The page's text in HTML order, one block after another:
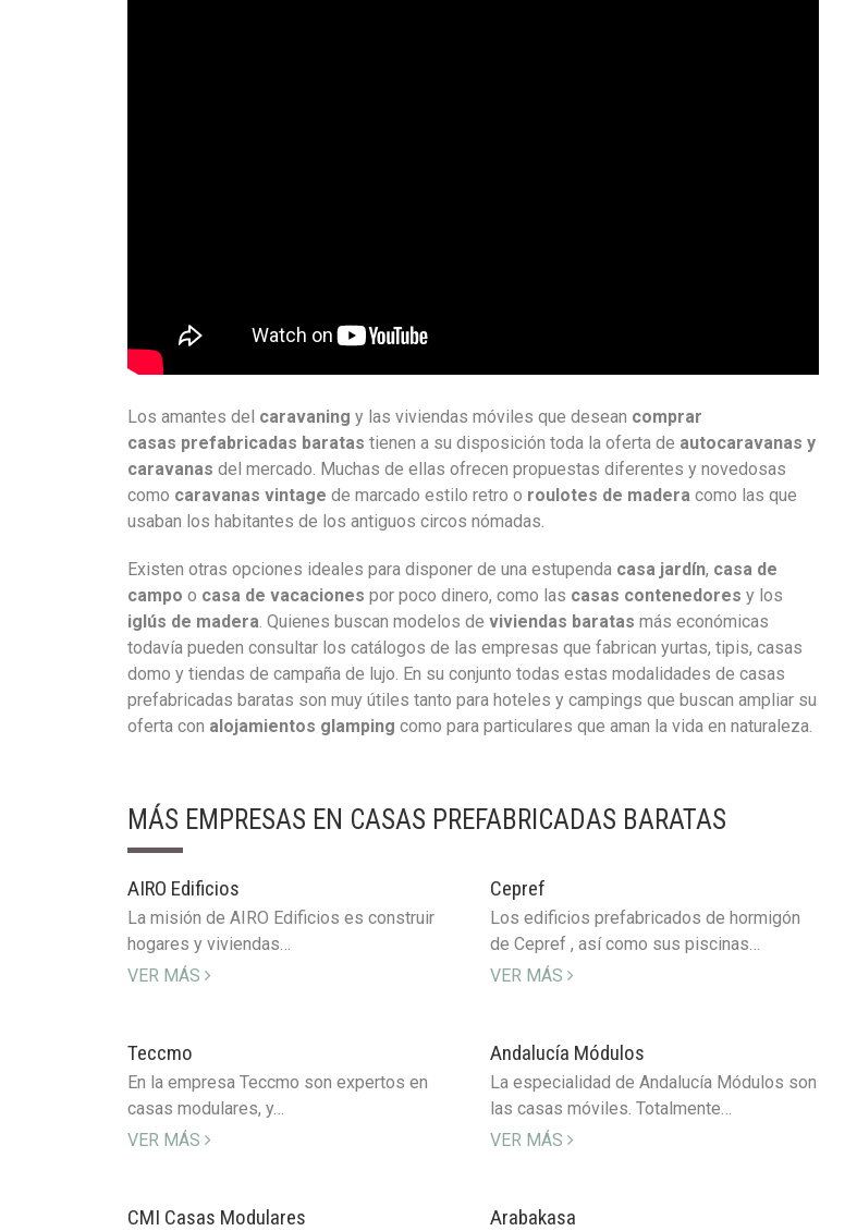
Los amantes del caravaning y las viviendas móviles que desean comprar
casas prefabricadas baratas tienen a su disposición toda la oferta de autocaravanas y
caravanas del mercado. Muchas de ellas ofrecen propuestas diferentes y novedosas
como caravanas vintage de marcado estilo retro o roulotes de madera como las que
usaban los habitantes de los antiguos circos nómadas.
Existen otras opciones ideales para disponer de una estupenda casa jardín, casa de
campo o casa de vacaciones por poco dinero, como las casas contenedores y los
iglús de madera . Quienes buscan modelos de viviendas baratas más económicas
todavía pueden consultar los catálogos de las empresas que fabrican yurtas, tipis, casas
domo y tiendas de campaña de lujo. En su conjunto todas estas modalidades de casas
prefabricadas baratas son muy útiles tanto para hoteles y campings que buscan ampliar su
oferta con alojamientos glamping como para particulares que aman la vida en naturaleza.
MÁS EMPRESAS EN CASAS PREFABRICADAS BARATAS
AIRO Edificios
La misión de AIRO Edificios es construir
hogares y viviendas…
VER MÁS
Cepref
Los edificios prefabricados de hormigón
de Cepref , así como sus piscinas…
VER MÁS
Teccmo
En la empresa Teccmo son expertos en
casas modulares, y…
VER MÁS
Andalucía Módulos
La especialidad de Andalucía Módulos son
las casas móviles. Totalmente…
VER MÁS
CMI Casas Modulares Arabakasa